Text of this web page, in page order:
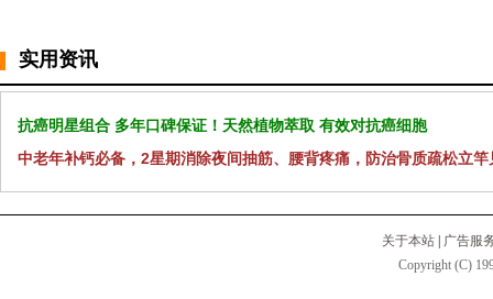
实用资讯
抗癌明星组合 多年口碑保证！天然植物萃取 有效对抗癌细胞
中老年补钙必备，2星期消除夜间抽筋、腰背疼痛，防治骨质疏松立竿
关于本站
广告服
Copyright (C)